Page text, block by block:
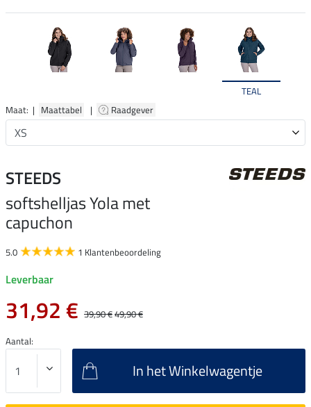
TEAL
Maat: | Maattabel | Raadgever
STEEDS
softshelljas Yola met
capuchon
5.0 1 Klantenbeoordeling
Leverbaar
31,92 € 39,90 €49,90 €
Aantal:
In het Winkelwagentje